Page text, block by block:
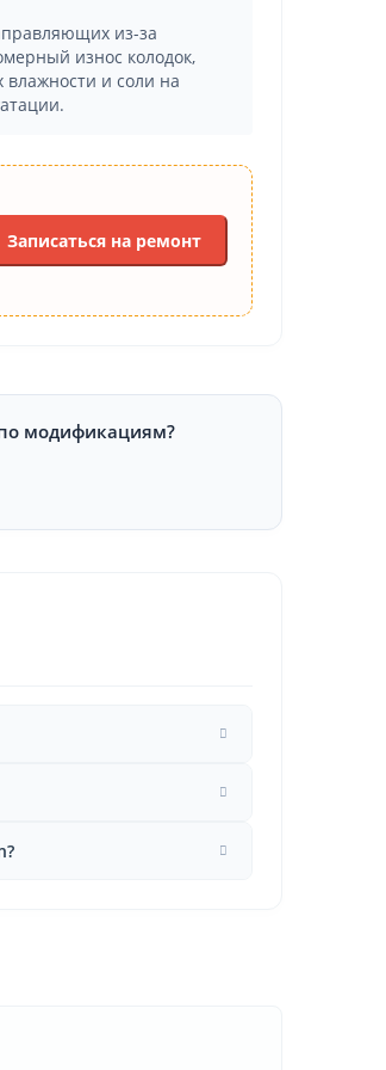
из-за
износ колодок,
влажности и соли на
Записаться на ремонт
модификациям?